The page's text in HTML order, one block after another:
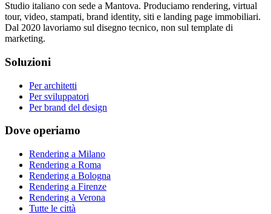
Studio italiano con sede a Mantova. Produciamo rendering, virtual
tour, video, stampati, brand identity, siti e landing page immobiliari.
Dal 2020 lavoriamo sul disegno tecnico, non sul template di
marketing.
Soluzioni
Per architetti
Per sviluppatori
Per brand del design
Dove operiamo
Rendering a Milano
Rendering a Roma
Rendering a Bologna
Rendering a Firenze
Rendering a Verona
Tutte le città